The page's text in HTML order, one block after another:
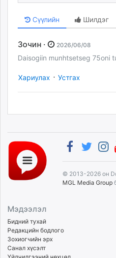
Сүүлийн Шилдэг
Зочин · 2026/06/08
Daisogiin munhtsetseg 75oni
Хариулах · Устгах
© 2013-2026 он
MGL Media Group
Мэдээлэл
Бидний тухай
Редакцийн бодлого
Зохиогчийн эрх
Санал хүсэлт